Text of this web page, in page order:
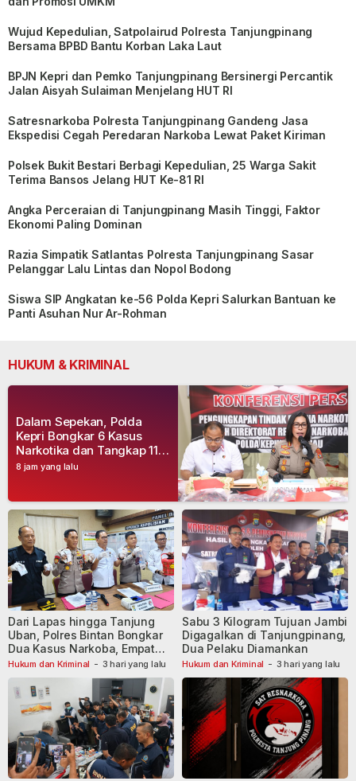
Wujud Kepedulian, Satpolairud Polresta Tanjungpinang
Bersama BPBD Bantu Korban Laka Laut
BPJN Kepri dan Pemko Tanjungpinang Bersinergi Percantik
Jalan Aisyah Sulaiman Menjelang HUT RI
Satresnarkoba Polresta Tanjungpinang Gandeng Jasa
Ekspedisi Cegah Peredaran Narkoba Lewat Paket Kiriman
Polsek Bukit Bestari Berbagi Kepedulian, 25 Warga Sakit
Terima Bansos Jelang HUT Ke-81 RI
Angka Perceraian di Tanjungpinang Masih Tinggi, Faktor
Ekonomi Paling Dominan
Razia Simpatik Satlantas Polresta Tanjungpinang Sasar
Pelanggar Lalu Lintas dan Nopol Bodong
Siswa SIP Angkatan ke-56 Polda Kepri Salurkan Bantuan ke
Panti Asuhan Nur Ar-Rohman
HUKUM & KRIMINAL
8 jam yang lalu
Dalam Sepekan, Polda
Kepri Bongkar 6 Kasus
Narkotika dan Tangkap 11
Tersangka
Hukum dan Kriminal - 3 hari yang lalu
Dari Lapas hingga Tanjung
Uban, Polres Bintan Bongkar
Dua Kasus Narkoba, Empat
Tersangka Dibekuk
Hukum dan Kriminal - 3 hari yang lalu
Sabu 3 Kilogram Tujuan Jambi
Digagalkan di Tanjungpinang,
Dua Pelaku Diamankan